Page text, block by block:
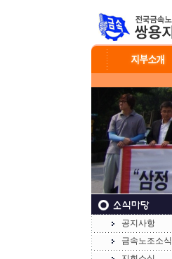
공지사항
금속노조소식